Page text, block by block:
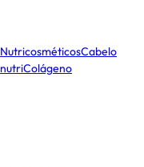
NutricosméticosCabelo
nutriColágeno